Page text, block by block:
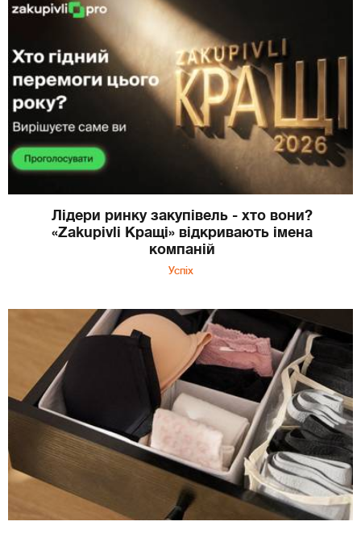
Лідери ринку закупівель - хто вони?
«Zakupivli Кращі» відкривають імена
компаній
Успіх